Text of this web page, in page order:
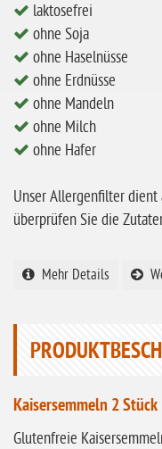
ohne Milch
ohne Hafer
ohne Zuckerzusatz
ohne Reis
ohne Mais
ohne Sesam
ohne Guarkernmehl
ohne Knoblauch
ohne Sellerie
glutenfrei
laktosefrei
ohne Soja
ohne Haselnüsse
ohne Erdnüsse
ohne Mandeln
ohne Milch
ohne Hafer
Unser Allergenfilter
überprüfen Sie die
Mehr Details
Kaisersemmeln 2 Stück
Glutenfreie